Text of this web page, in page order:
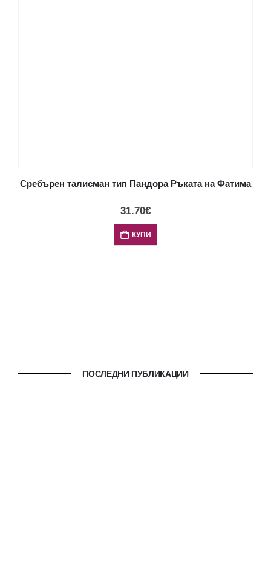
Сребърен талисман тип Пандора Ръката на Фатима
31.70€
КУПИ
ПОСЛЕДНИ ПУБЛИКАЦИИ